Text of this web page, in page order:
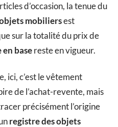
d’occasion, la tenue du
mobiliersest
sur la totalité du prix de
basereste en vigueur.
ici, c’est le vêtement
de l’achat-revente, mais
précisément l’origine
registre des objets